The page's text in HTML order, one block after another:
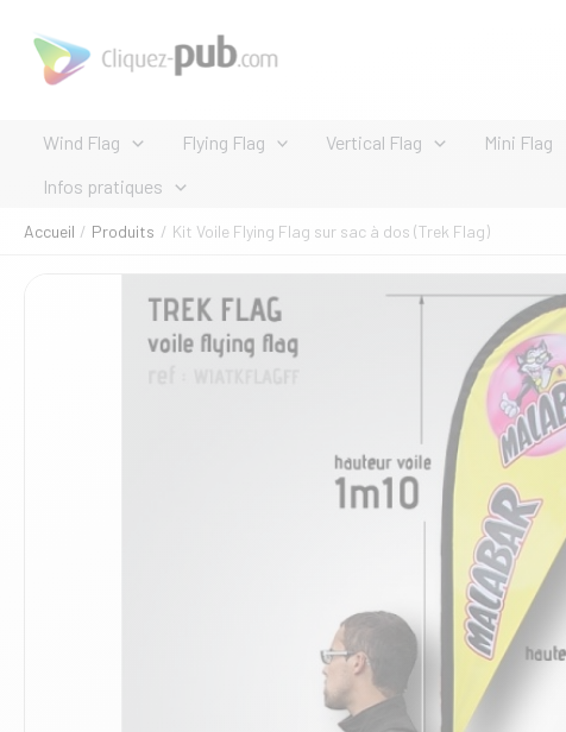
contenu
Wind Flag
Flying Flag Vertical Flag Mini Flag
Infos pratiques
Accueil Produits Kit Voile Flying Flag sur sac à dos (Trek Flag)